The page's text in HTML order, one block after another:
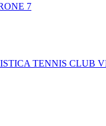
7
TENNIS CLUB